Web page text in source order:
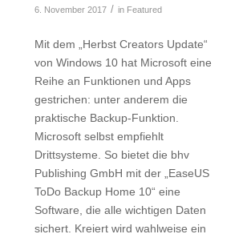
6. November 2017 / in Featured
Mit dem „Herbst Creators Update“
von Windows 10 hat Microsoft eine
Reihe an Funktionen und Apps
gestrichen: unter anderem die
praktische Backup-Funktion.
Microsoft selbst empfiehlt
Drittsysteme. So bietet die bhv
Publishing GmbH mit der „EaseUS
ToDo Backup Home 10“ eine
Software, die alle wichtigen Daten
sichert. Kreiert wird wahlweise ein